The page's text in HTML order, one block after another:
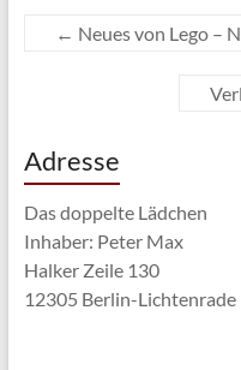
← Neues von Lego –
Adresse
Das doppelte Lädchen
Inhaber: Peter Max
Halker Zeile 130
12305 Berlin-Lichtenrade